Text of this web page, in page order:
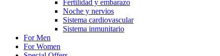
Fertilidad y embarazo
Noche y nervios
Sistema cardiovascular
Sistema inmunitario
For Men
For Women